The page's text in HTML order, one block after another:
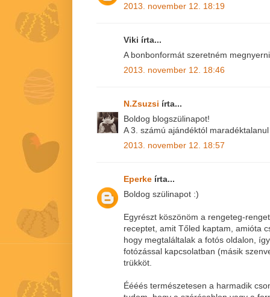
2013. november 12. 18:19
Viki írta...
A bonbonformát szeretném
2013. november 12. 18:46
N.Zsuzsi írta...
Boldog blogszülinapot!
A 3. számú ajándéktól
2013. november 12. 18:57
Eperke írta...
Boldog szülinapot :)
Egyrészt köszönöm a rengeteg-
receptet, amit Tőled kaptam, amióta
hogy megtaláltalak a fotós oldalon,
fotózással kapcsolatban (másik
trükköt.
Éééés természetesen a harmadik